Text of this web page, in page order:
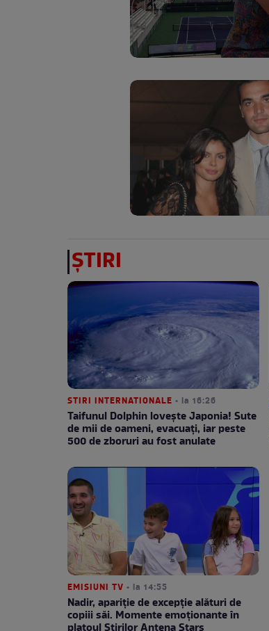
ȘTIRI
STIRI INTERNATIONALE • la 16:26
Taifunul Dolphin lovește Japonia! Sute
de mii de oameni, evacuați, iar peste
500 de zboruri au fost anulate
EMISIUNI TV • la 14:55
Nadir, apariție de excepție alături de
copiii săi. Momente emoționante în